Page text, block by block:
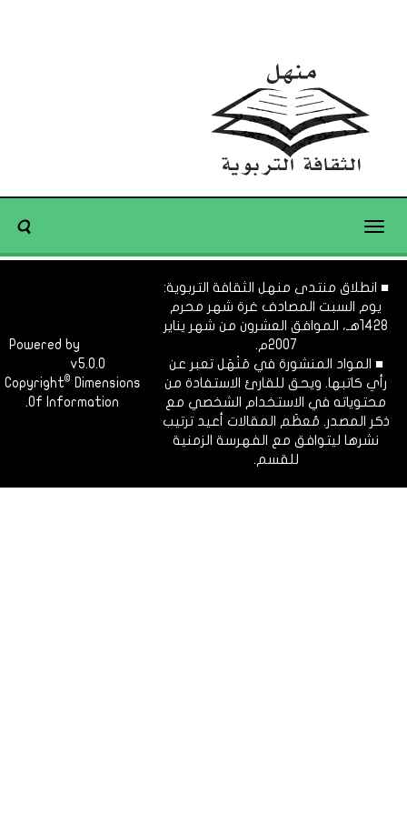
Toggle
■ انطلاق منتدى منهل الثقافة التربوية:
يوم السبت المصادف غرة شهر محرم
1428هـ، الموافق العشرون من شهر يناير
2007م.
■ المواد المنشورة في مَنْهَل تعبر عن
رأي كاتبها. ويحق للقارئ الاستفادة من
محتوياته في الاستخدام الشخصي مع
ذكر المصدر. مُعظَم المقالات أعيد ترتيب
نشرها ليتوافق مع الفهرسة الزمنية
للقسم.
Powered by
v5.0.0
Copyright©
Dimensions
Of Information.